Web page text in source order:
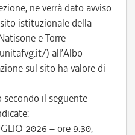
ne verrà dato avviso
istituzionale della
e Torre
) all’Albo
sul sito ha valore di
secondo il seguente
2026 – ore 9:30;